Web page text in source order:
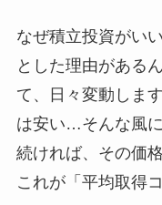
なぜ積立投資がい
とした理由がある
て、日々変動しま
は安い…そんな風
続ければ、その価
これが「平均取得